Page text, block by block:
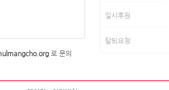
로 문의
일시후원
탈퇴요청